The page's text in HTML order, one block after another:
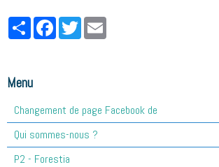
PartagerFacebookTwitter
Menu
Changement de page Facebook de
Qui sommes-nous ?
P2 - Forestia